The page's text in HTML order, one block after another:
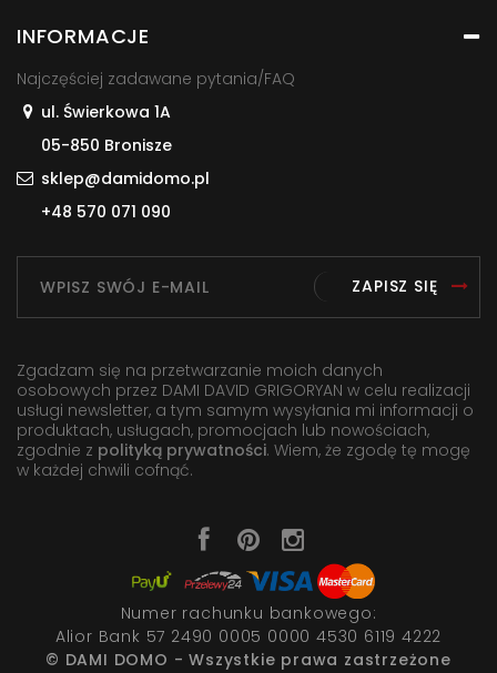
INFORMACJE
Najczęściej zadawane pytania/FAQ
ul. Świerkowa 1A
05-850 Bronisze
sklep@damidomo.pl
+48 570 071 090
ZAPISZ SIĘ
Zgadzam się na przetwarzanie moich danych
osobowych przez DAMI DAVID GRIGORYAN w celu realizacji
usługi newsletter, a tym samym wysyłania mi informacji o
produktach, usługach, promocjach lub nowościach,
zgodnie z polityką prywatności. Wiem, że zgodę tę mogę
w każdej chwili cofnąć.
Numer rachunku bankowego:
Alior Bank 57 2490 0005 0000 4530 6119 4222
© DAMI DOMO - Wszystkie prawa zastrzeżone